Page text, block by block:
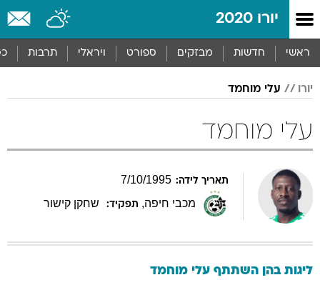
יורו 2020
ראשי חדשות מבזקים ספורט ויראלי תרבות
יורו עלי מוחמד
עלי מוחמד
תאריך לידה: 7/10/1995
מכבי חיפה, תפקיד: שחקן קישור
ליגות בהן השתתף עלי מוחמד